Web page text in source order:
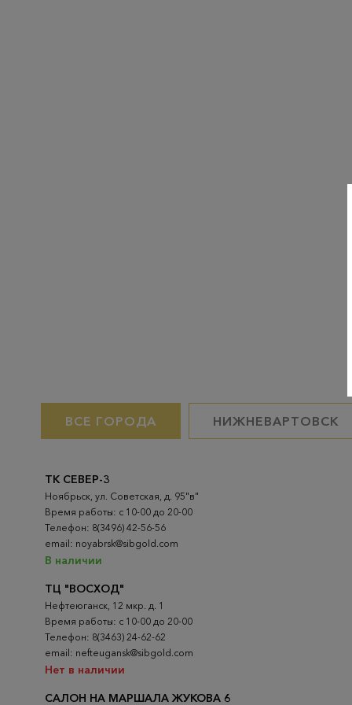
ВСЕ ГОРОДА НИЖНЕВАРТОВСК
ТК СЕВЕР-3
Ноябрьск, ул. Советская, д. 95"в"
Время работы: с 10-00 до 20-00
Телефон: 8(3496) 42-56-56
email: noyabrsk@sibgold.com
В наличии
ТЦ "ВОСХОД"
Нефтеюганск, 12 мкр. д. 1
Время работы: с 10-00 до 20-00
Телефон: 8(3463) 24-62-62
email: nefteugansk@sibgold.com
Нет в наличии
САЛОН НА МАРШАЛА ЖУКОВА 6